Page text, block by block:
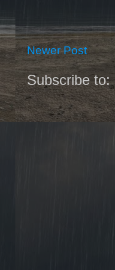
Newer Post
Subscribe to: